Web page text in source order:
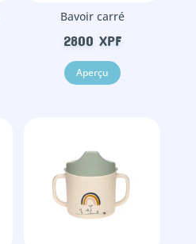
Bavoir carré
2800 XPF
Aperçu